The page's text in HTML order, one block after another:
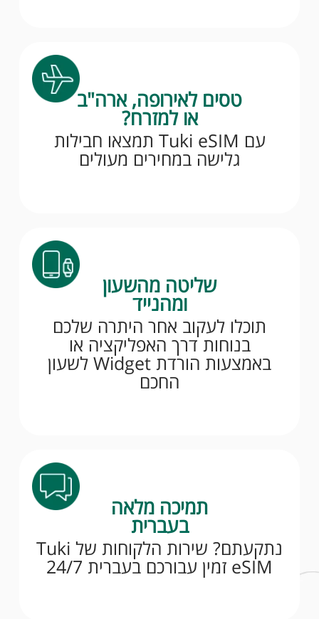
טסים לאירופה, ארה"ב
או למזרח?
עם Tuki eSIM תמצאו חבילות
גלישה במחירים מעולים
שליטה מהשעון
ומהנייד
תוכלו לעקוב אחר היתרה שלכם
בנוחות דרך האפליקציה או
באמצעות הורדת Widget לשעון
החכם
תמיכה מלאה
בעברית
נתקעתם? שירות הלקוחות של Tuki
eSIM זמין עבורכם בעברית 24/7